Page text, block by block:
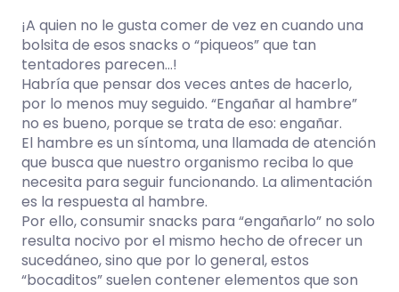
¡A quien no le gusta comer de vez en cuando una
bolsita de esos snacks o “piqueos” que tan
tentadores parecen…!
Habría que pensar dos veces antes de hacerlo,
por lo menos muy seguido. “Engañar al hambre”
no es bueno, porque se trata de eso: engañar.
El hambre es un síntoma, una llamada de atención
que busca que nuestro organismo reciba lo que
necesita para seguir funcionando. La alimentación
es la respuesta al hambre.
Por ello, consumir snacks para “engañarlo” no solo
resulta nocivo por el mismo hecho de ofrecer un
sucedáneo, sino que por lo general, estos
“bocaditos” suelen contener elementos que son